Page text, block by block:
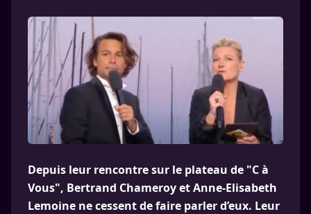
Depuis leur rencontre sur le plateau de "C à
Vous", Bertrand Chameroy et Anne-Elisabeth
Lemoine ne cessent de faire parler d’eux. Leur